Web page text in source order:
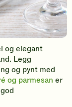
og elegant
Legg
og pynt med
og parmesan er